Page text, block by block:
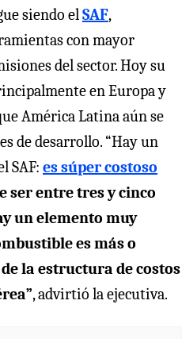
siendo elSAF,
con mayor
del sector. Hoy su
en Europa y
América Latina aún se
de desarrollo. “Hay un
SAF: es súper costoso
ser entre tres y cinco
un elemento muy
es más o
la estructura de costos
, advirtió la ejecutiva.